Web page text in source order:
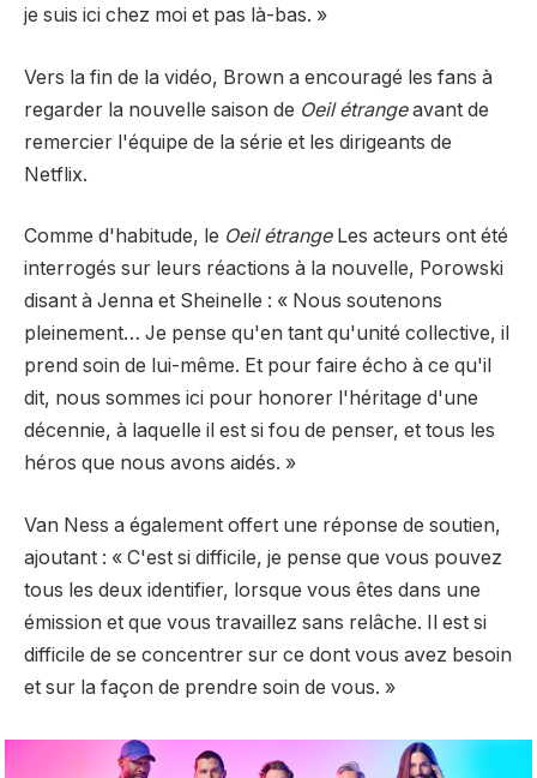
je suis ici chez moi et pas là-bas. »
Vers la fin de la vidéo, Brown a encouragé les fans à
regarder la nouvelle saison de Oeil étrangeavant de
remercier l'équipe de la série et les dirigeants de
Netflix.
Comme d'habitude, le Oeil étrangeLes acteurs ont été
interrogés sur leurs réactions à la nouvelle, Porowski
disant à Jenna et Sheinelle : « Nous soutenons
pleinement… Je pense qu'en tant qu'unité collective, il
prend soin de lui-même. Et pour faire écho à ce qu'il
dit, nous sommes ici pour honorer l'héritage d'une
décennie, à laquelle il est si fou de penser, et tous les
héros que nous avons aidés. »
Van Ness a également offert une réponse de soutien,
ajoutant : « C'est si difficile, je pense que vous pouvez
tous les deux identifier, lorsque vous êtes dans une
émission et que vous travaillez sans relâche. Il est si
difficile de se concentrer sur ce dont vous avez besoin
et sur la façon de prendre soin de vous. »